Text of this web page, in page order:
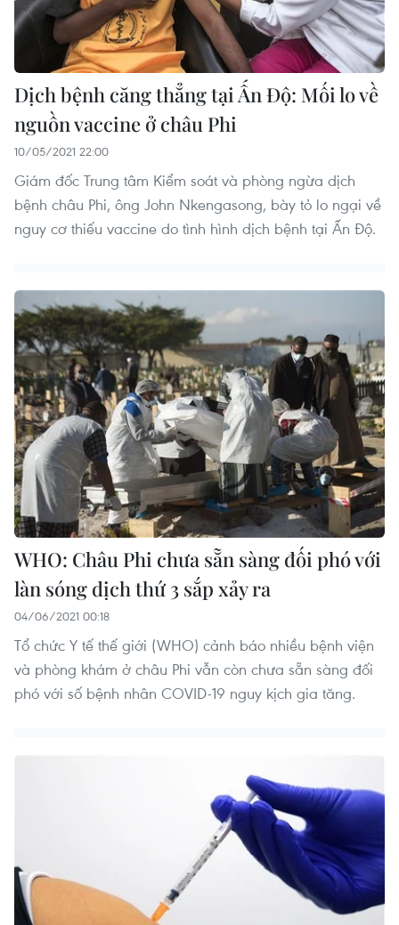
Dịch bệnh căng thẳng tại Ấn Độ: Mối lo về
nguồn vaccine ở châu Phi
10/05/2021 22:00
Giám đốc Trung tâm Kiểm soát và phòng ngừa dịch
bệnh châu Phi, ông John Nkengasong, bày tỏ lo ngại về
nguy cơ thiếu vaccine do tình hình dịch bệnh tại Ấn Độ.
WHO: Châu Phi chưa sẵn sàng đối phó với
làn sóng dịch thứ 3 sắp xảy ra
04/06/2021 00:18
Tổ chức Y tế thế giới (WHO) cảnh báo nhiều bệnh viện
và phòng khám ở châu Phi vẫn còn chưa sẵn sàng đối
phó với số bệnh nhân COVID-19 nguy kịch gia tăng.